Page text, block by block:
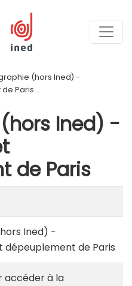
(hors Ined) -
Paris...
Ined) -
de Paris
Ined) -
dépeuplement de Paris
accéder à la